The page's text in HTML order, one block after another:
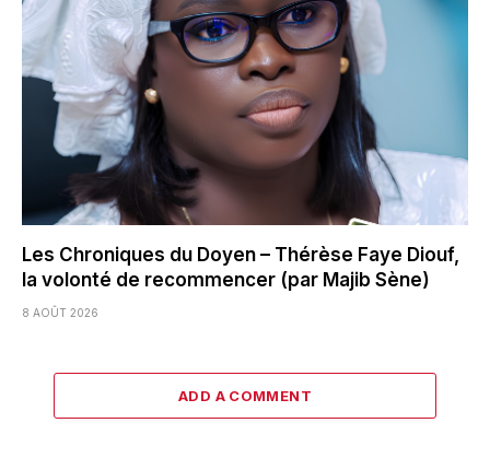
Les Chroniques du Doyen – Thérèse Faye Diouf,
la volonté de recommencer (par Majib Sène)
8 AOÛT 2026
ADD A COMMENT